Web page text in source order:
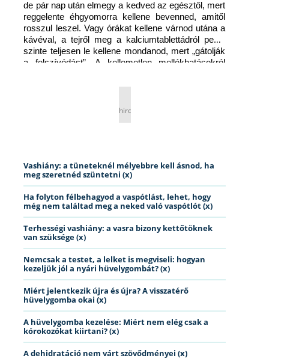
de pár nap után elmegy a kedved az egésztől, mert
reggelente éhgyomorra kellene bevenned, amitől
rosszul leszel. Vagy órákat kellene várnod utána a
kávéval, a tejről meg a kalciumtablettádról pedig
szinte teljesen le kellene mondanod, mert „gátolják
a felszívódást”. A kellemetlen mellékhatásokról
hirdetés
Vashiány: a tüneteknél mélyebbre kell ásnod, ha
meg szeretnéd szüntetni (x)
Ha folyton félbehagyod a vaspótlást, lehet, hogy
még nem találtad meg a neked való vaspótlót (x)
Terhességi vashiány: a vasra bizony kettőtöknek
van szüksége (x)
Nemcsak a testet, a lelket is megviseli: hogyan
kezeljük jól a nyári hüvelygombát? (x)
Miért jelentkezik újra és újra? A visszatérő
hüvelygomba okai (x)
A hüvelygomba kezelése: Miért nem elég csak a
kórokozókat kiirtani? (x)
A dehidratáció nem várt szövődményei (x)